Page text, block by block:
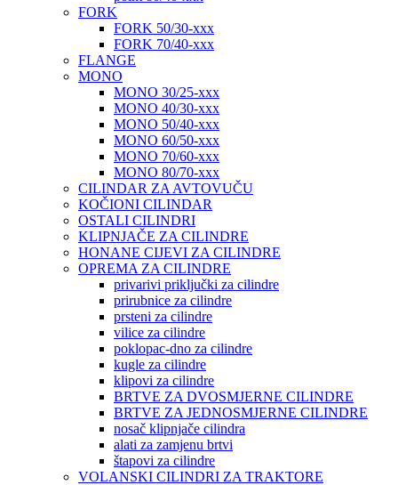
FORK
FORK 50/30-xxx
FORK 70/40-xxx
FLANGE
MONO
MONO 30/25-xxx
MONO 40/30-xxx
MONO 50/40-xxx
MONO 60/50-xxx
MONO 70/60-xxx
MONO 80/70-xxx
CILINDAR ZA AVTOVUČU
KOČIONI CILINDAR
OSTALI CILINDRI
KLIPNJAČE ZA CILINDRE
HONANE CIJEVI ZA CILINDRE
OPREMA ZA CILINDRE
privarivi priključki za cilindre
prirubnice za cilindre
prsteni za cilindre
vilice za cilindre
poklopac-dno za cilindre
kugle za cilindre
klipovi za cilindre
BRTVE ZA DVOSMJERNE CILINDRE
BRTVE ZA JEDNOSMJERNE CILINDRE
nosač klipnjače cilindra
alati za zamjenu brtvi
štapovi za cilindre
VOLANSKI CILINDRI ZA TRAKTORE